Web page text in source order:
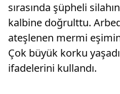
sırasında şüpheli
kalbine doğrulttu.
ateşlenen mermi
Çok büyük korku
ifadelerini kullandı.